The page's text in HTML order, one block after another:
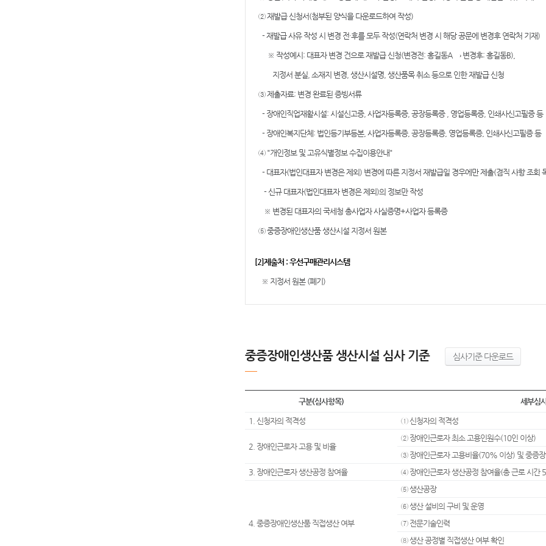
② 재발급 신청서(첨부된 양식을 다운로드하여 작성)
- 재발급 사유 작성 시 변경 전·후를 모두 작성(연락처 변경 시 해당 공문에 변경후 연락처 기재)
※ 작성예시: 대표자 변경 건으로 재발급 신청(변경전: 홍길동A → 변경후: 홍길동B),
지정서 분실, 소재지 변경, 생산시설명, 생산품목 취소 등으로 인한 재발급 신청
③ 제출자료: 변경 완료된 증빙서류
- 장애인직업재활시설: 시설신고증, 사업자등록증, 공장등록증 , 영업등록증, 인쇄사신고필증 등
- 장애인복지단체: 법인등기부등본, 사업자등록증, 공장등록증, 영업등록증, 인쇄사신고필증 등
④ "개인정보 및 고유식별정보 수집이용안내"
- 대표자(법인대표자 변경은 제외) 변경에 따른 지정서 재발급일 경우에만 제출(겸직 사항 조회
- 신규 대표자(법인대표자 변경은 제외)의 정보만 작성
※ 변경된 대표자의 국세청 총사업자 사실증명+사업자 등록증
⑤ 중증장애인생산품 생산시설 지정서 원본
[2]제출처 : 우선구매관리시스템
※ 지정서 원본 (폐기)
중증장애인생산품 생산시설 심사 기준 심사기준 다운로드
구분(심사항목) 세부심
1. 신청자의 적격성 ① 신청자의 적격성
2. 장애인근로자 고용 및 비율
② 장애인근로자 최소 고용인원수(10인 이상)
③ 장애인근로자 고용비율(70% 이상) 및 중증
3. 장애인근로자 생산공정 참여율
④ 장애인근로자 생산공정 참여율(총 근로 시간
4. 중증장애인생산품 직접생산 여부
⑤ 생산공장
⑥ 생산 설비의 구비 및 운영
⑦ 전문기술인력
⑧ 생산 공정별 직접생산 여부 확인